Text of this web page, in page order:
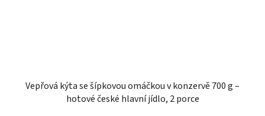
Vepřová kýta se šípkovou omáčkou v konzervě 700 g –
hotové české hlavní jídlo, 2 porce